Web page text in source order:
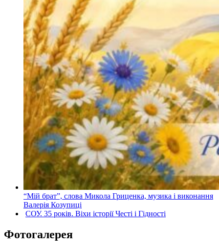
“Мій брат”, слова Микола Гриценка, музика і виконання
Валерія Козупиці
СОУ. 35 років. Віхи історії Честі і Гідності
Фотогалерея